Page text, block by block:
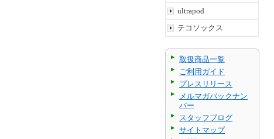
ultrapod
テコソックス
取扱商品一覧
ご利用ガイド
プレスリリース
メルマガバックナン
バー
スタッフブログ
サイトマップ